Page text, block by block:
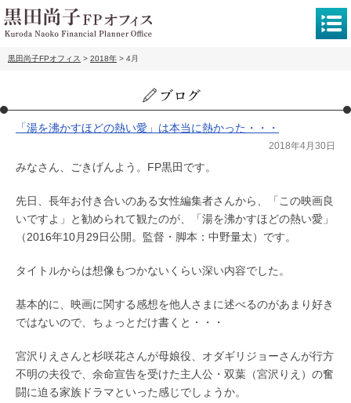
黒田尚子FPオフィス > 2018年 > 4月
「湯を沸かすほどの熱い愛」は本当に熱かった・・・
2018年4月30日
みなさん、ごきげんよう。FP黒田です。
先日、長年お付き合いのある女性編集者さんから、「この映画良
いですよ」と勧められて観たのが、「湯を沸かすほどの熱い愛」
（2016年10月29日公開。監督・脚本：中野量太）です。
タイトルからは想像もつかないくらい深い内容でした。
基本的に、映画に関する感想を他人さまに述べるのがあまり好き
ではないので、ちょっとだけ書くと・・・
宮沢りえさんと杉咲花さんが母娘役、オダギリジョーさんが行方
不明の夫役で、余命宣告を受けた主人公・双葉（宮沢りえ）の奮
闘に迫る家族ドラマといった感じでしょうか。